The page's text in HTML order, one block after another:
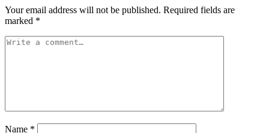
Your email address will not be published. Required fields are
marked *
Name *